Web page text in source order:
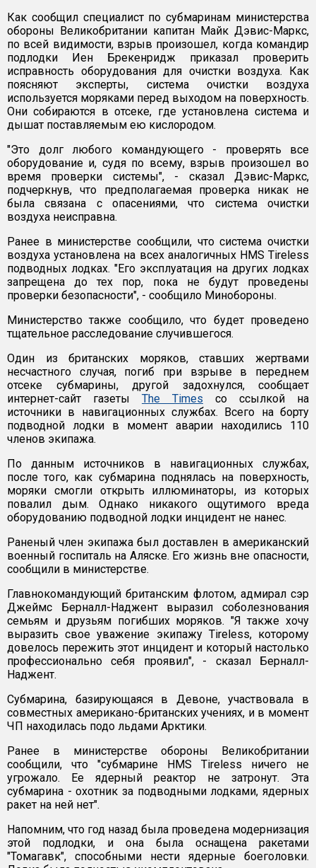
Как сообщил специалист по субмаринам министерства
обороны Великобритании капитан Майк Дэвис-Маркс,
по всей видимости, взрыв произошел, когда командир
подлодки Иен Брекенридж приказал проверить
исправность оборудования для очистки воздуха. Как
поясняют эксперты, система очистки воздуха
используется моряками перед выходом на поверхность.
Они собираются в отсеке, где установлена система и
дышат поставляемым ею кислородом.
"Это долг любого командующего - проверять все
оборудование и, судя по всему, взрыв произошел во
время проверки системы", - сказал Дэвис-Маркс,
подчеркнув, что предполагаемая проверка никак не
была связана с опасениями, что система очистки
воздуха неисправна.
Ранее в министерстве сообщили, что система очистки
воздуха установлена на всех аналогичных HMS Tireless
подводных лодках. "Его эксплуатация на других лодках
запрещена до тех пор, пока не будут проведены
проверки безопасности", - сообщило Минобороны.
Министерство также сообщило, что будет проведено
тщательное расследование случившегося.
Один из британских моряков, ставших жертвами
несчастного случая, погиб при взрыве в переднем
отсеке субмарины, другой задохнулся, сообщает
интернет-сайт газеты The Times со ссылкой на
источники в навигационных службах. Всего на борту
подводной лодки в момент аварии находились 110
членов экипажа.
По данным источников в навигационных службах,
после того, как субмарина поднялась на поверхность,
моряки смогли открыть иллюминаторы, из которых
повалил дым. Однако никакого ощутимого вреда
оборудованию подводной лодки инцидент не нанес.
Раненый член экипажа был доставлен в американский
военный госпиталь на Аляске. Его жизнь вне опасности,
сообщили в министерстве.
Главнокомандующий британским флотом, адмирал сэр
Джеймс Берналл-Наджент выразил соболезнования
семьям и друзьям погибших моряков. "Я также хочу
выразить свое уважение экипажу Tireless, которому
довелось пережить этот инцидент и который настолько
профессионально себя проявил", - сказал Берналл-
Наджент.
Субмарина, базирующаяся в Девоне, участвовала в
совместных американо-британских учениях, и в момент
ЧП находилась подо льдами Арктики.
Ранее в министерстве обороны Великобритании
сообщили, что "субмарине HMS Tireless ничего не
угрожало. Ее ядерный реактор не затронут. Эта
субмарина - охотник за подводными лодками, ядерных
ракет на ней нет".
Напомним, что год назад была проведена модернизация
этой подлодки, и она была оснащена ракетами
"Томагавк", способными нести ядерные боеголовки.